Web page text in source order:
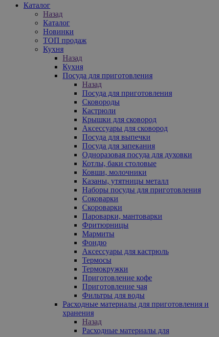
Каталог
Назад
Каталог
Новинки
ТОП продаж
Кухня
Назад
Кухня
Посуда для приготовления
Назад
Посуда для приготовления
Сковороды
Кастрюли
Крышки для сковород
Аксессуары для сковород
Посуда для выпечки
Посуда для запекания
Одноразовая посуда для духовки
Котлы, баки столовые
Ковши, молочники
Казаны, утятницы металл
Наборы посуды для приготовления
Соковарки
Скороварки
Пароварки, мантоварки
Фритюрницы
Мармиты
Фондю
Аксессуары для кастрюль
Термосы
Термокружки
Приготовление кофе
Приготовление чая
Фильтры для воды
Расходные материалы для приготовления и
хранения
Назад
Расходные материалы для